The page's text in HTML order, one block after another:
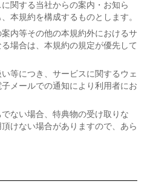
関する当社からの案内・お知ら
本規約を構成するものとします。
内等その他の本規約外におけるサ
場合は、本規約の規定が優先して
等につき、サービスに関するウェ
メールでの通知により利用者にお
ない場合、特典物の受け取りな
けない場合がありますので、あら